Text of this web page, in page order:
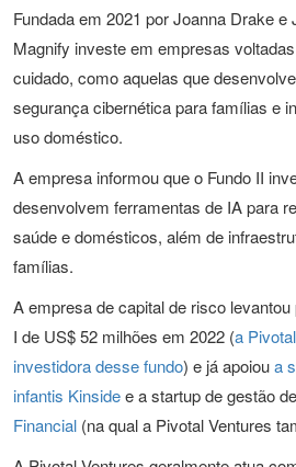
Fundada em 2021 por Joanna Drake e
Magnify investe em empresas
cuidado, como aquelas que
segurança cibernética para famílias e
uso doméstico.
A empresa informou que o Fundo II
desenvolvem ferramentas de IA para
saúde e domésticos, além de
famílias.
A empresa de capital de risco
I de US$ 52 milhões em 2022 (a
investidora desse fundo) e já apoioua
infantis Kinsidee a startup de gestão
Financial (na qual a Pivotal Ventures